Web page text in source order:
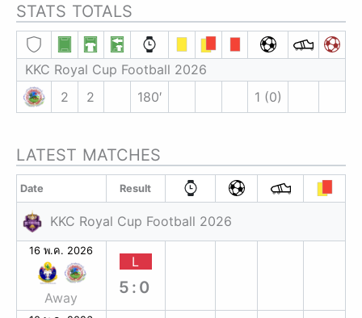
STATS TOTALS
KKC Royal Cup Football 2026
2
2 180′ 1 (0)
LATEST MATCHES
Date Result
KKC Royal Cup Football 2026
16 พ.ค. 2026
Away
L
5:0